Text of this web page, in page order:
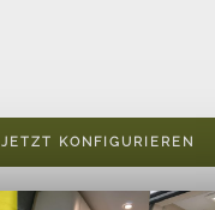
JETZT KONFIGURIEREN